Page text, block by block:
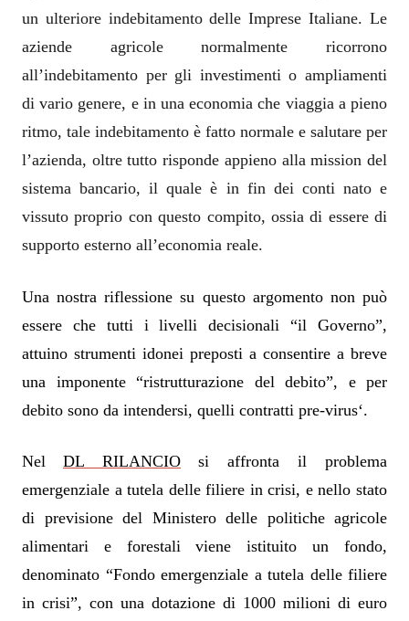
un ulteriore indebitamento delle Imprese Italiane. Le
aziende agricole normalmente ricorrono
all’indebitamento per gli investimenti o ampliamenti
di vario genere, e in una economia che viaggia a pieno
ritmo, tale indebitamento è fatto normale e salutare per
l’azienda, oltre tutto risponde appieno alla mission del
sistema bancario, il quale è in fin dei conti nato e
vissuto proprio con questo compito, ossia di essere di
supporto esterno all’economia reale.
Una nostra riflessione su questo argomento non può
essere che tutti i livelli decisionali “il Governo”,
attuino strumenti idonei preposti a consentire a breve
una imponente “ristrutturazione del debito”, e per
debito sono da intendersi, quelli contratti pre-virus‘.
Nel DL RILANCIO
si affronta il problema
emergenziale a tutela delle filiere in crisi, e nello stato
di previsione del Ministero delle politiche agricole
alimentari e forestali viene istituito un fondo,
denominato “Fondo emergenziale a tutela delle filiere
in crisi”, con una dotazione di 1000 milioni di euro